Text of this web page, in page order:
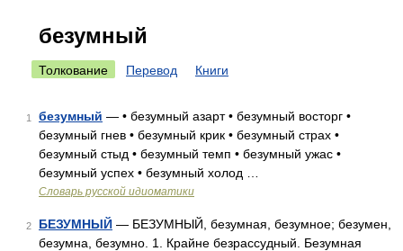
безумный
Толкование Перевод Книги
1 безумный — • безумный азарт • безумный восторг •
безумный гнев • безумный крик • безумный страх •
безумный стыд • безумный темп • безумный ужас •
безумный успех • безумный холод …
Словарь русской идиоматики
2 БЕЗУМНЫЙ — БЕЗУМНЫЙ, безумная, безумное; безумен,
безумна, безумно. 1. Крайне безрассудный. Безумная